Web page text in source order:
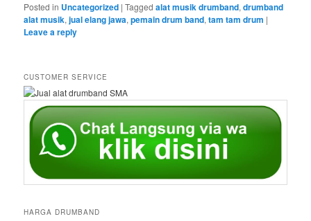
Posted in Uncategorized |Tagged alat musik drumband,drumband
alat musik,jual elang jawa,pemain drum band,tam tam drum |
Leave a reply
CUSTOMER SERVICE
HARGA DRUMBAND